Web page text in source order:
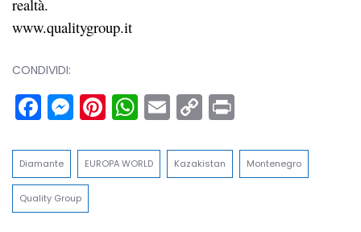
realtà.
www.qualitygroup.it
CONDIVIDI:
Facebook
Messenger
Pinterest
WhatsApp
Email
Copy
Link
Diamante EUROPA WORLD Kazakistan Montenegro
Quality Group